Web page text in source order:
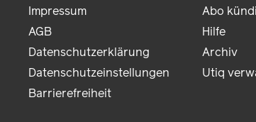
Impressum
AGB
Datenschutzerklärung
Datenschutzeinstellungen
Barrierefreiheit
Abo
Hilfe
Archiv
Utiq